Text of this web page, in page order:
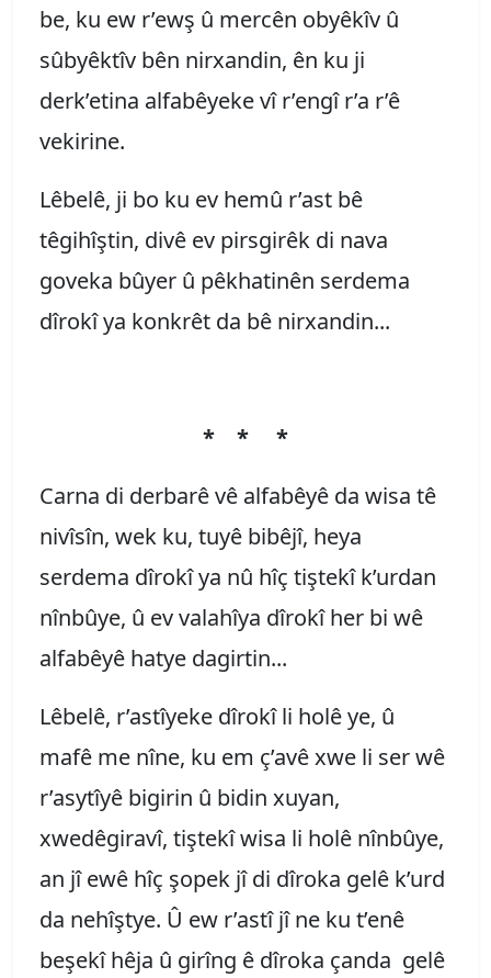
be, ku ew r’ewş û mercên obyêkîv û
sûbyêktîv bên nirxandin, ên ku ji
derk’etina alfabêyeke vî r’engî r’a r’ê
vekirine.
Lêbelê, ji bo ku ev hemû r’ast bê
têgihîştin, divê ev pirsgirêk di nava
goveka bûyer û pêkhatinên serdema
dîrokî ya konkrêt da bê nirxandin...
* * *
Carna di derbarê vê alfabêyê da wisa tê
nivîsîn, wek ku, tuyê bibêjî, heya
serdema dîrokî ya nû hîç tiştekî k’urdan
nînbûye, û ev valahîya dîrokî her bi wê
alfabêyê hatye dagirtin...
Lêbelê, r’astîyeke dîrokî li holê ye, û
mafê me nîne, ku em ç’avê xwe li ser wê
r’asytîyê bigirin û bidin xuyan,
xwedêgiravî, tiştekî wisa li holê nînbûye,
an jî ewê hîç şopek jî di dîroka gelê k’urd
da nehîştye. Û ew r’astî jî ne ku t’enê
beşekî hêja û girîng ê dîroka çanda gelê